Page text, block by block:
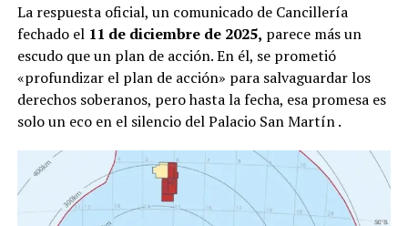
La respuesta oficial, un comunicado de Cancillería
fechado el 11 de diciembre de 2025, parece más un
escudo que un plan de acción. En él, se prometió
«profundizar el plan de acción» para salvaguardar los
derechos soberanos, pero hasta la fecha, esa promesa es
solo un eco en el silencio del Palacio San Martín.